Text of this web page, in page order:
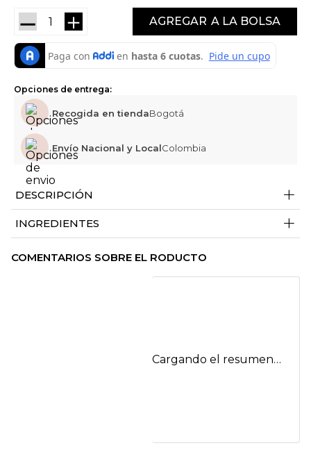
＋
－ AGREGAR
Opciones de entrega:
Recogida en tiendaBogotá
Envío Nacional y LocalColombia
DESCRIPCIÓN +
INGREDIENTES +
COMENTARIOS SOBRE EL RODUCTO
Cargando el resumen…